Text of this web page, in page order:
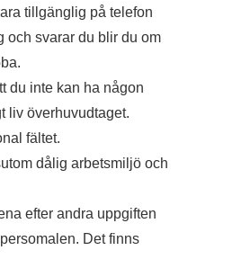
tillgänglig på telefon
och svarar du blir du om
du inte kan ha någon
liv överhuvudtaget.
fältet.
dålig arbetsmiljö och
efter andra uppgiften
Det finns